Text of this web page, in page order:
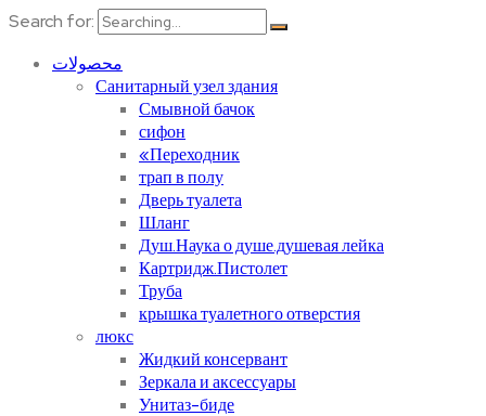
Search for:
محصولات
Санитарный узел здания
Смывной бачок
сифон
«Переходник
трап в полу
Дверь туалета
Шланг
Душ.Наука о душе.душевая лейка
Картридж.Пистолет
Труба
крышка туалетного отверстия
люкс
Жидкий консервант
Зеркала и аксессуары
Унитаз-биде